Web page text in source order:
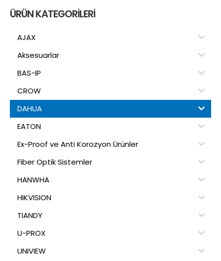
ÜRÜN KATEGORILERI
AJAX
Aksesuarlar
BAS-IP
CROW
DAHUA
EATON
Ex-Proof ve Anti Korozyon Ürünler
Fiber Optik Sistemler
HANWHA
HIKVISION
TIANDY
U-PROX
UNIVIEW